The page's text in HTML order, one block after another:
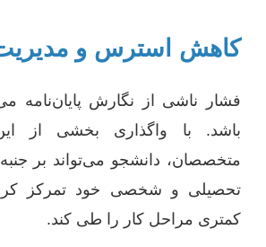
کاهش استرس و
فشار ناشی از نگارش پایان‌نامه
باشد. با واگذاری بخشی از
متخصصان، دانشجو می‌تواند بر
تحصیلی و شخصی خود تمرکز
کمتری مراحل کار را طی کند.